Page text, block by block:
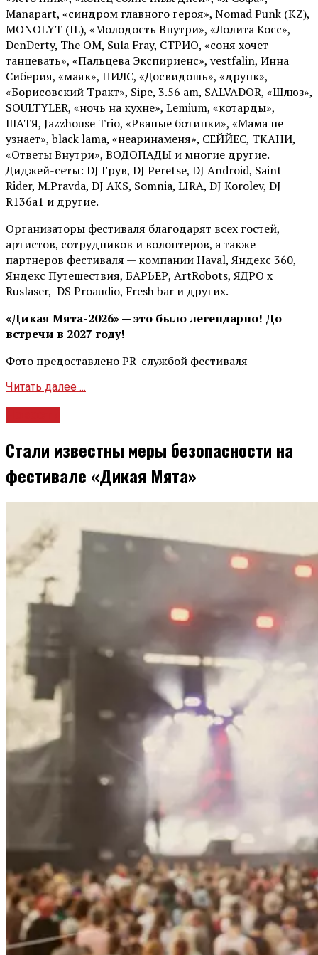
Manapart, «синдром главного героя», Nomad Punk (KZ),
MONOLYT (IL), «Молодость Внутри», «Лолита Косс»,
DenDerty, The OM, Sula Fray, СТРИО, «соня хочет
танцевать», «Пальцева Экспириенс», vestfalin, Инна
Сиберия, «маяк», ПИЛС, «Досвидошь», «друнк»,
«Борисовский Тракт», Sipe, 3.56 am, SALVADOR, «Шлюз»,
SOULTYLER, «ночь на кухне», Lemium, «котарды»,
ШАТЯ, Jazzhouse Trio, «Рваные ботинки», «Мама не
узнает», black lama, «неаринаменя», СЕЙЙЕС, ТКАНИ,
«Ответы Внутри», ВОДОПАДЫ и многие другие.
Диджей-сеты: DJ Грув, DJ Peretse, DJ Android, Saint
Rider, М.Pravda, DJ AKS, Somnia, LIRA, DJ Korolev, DJ
R136a1 и другие.
Организаторы фестиваля благодарят всех гостей,
артистов, сотрудников и волонтеров, а также
партнеров фестиваля — компании Haval, Яндекс 360,
Яндекс Путешествия, БАРЬЕР, ArtRobots, ЯДРО х
Ruslaser, DS Proaudio, Fresh bar и других.
«Дикая Мята-2026» — это было легендарно! До
встречи в 2027 году!
Фото предоставлено PR-службой фестиваля
Читать далее ...
Стали известны меры безопасности на
фестивале «Дикая Мята»